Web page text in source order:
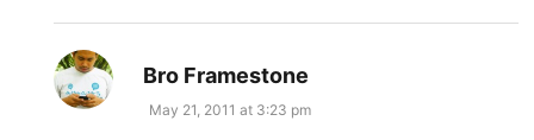
Bro Framestone
May 21, 2011 at 3:23 pm